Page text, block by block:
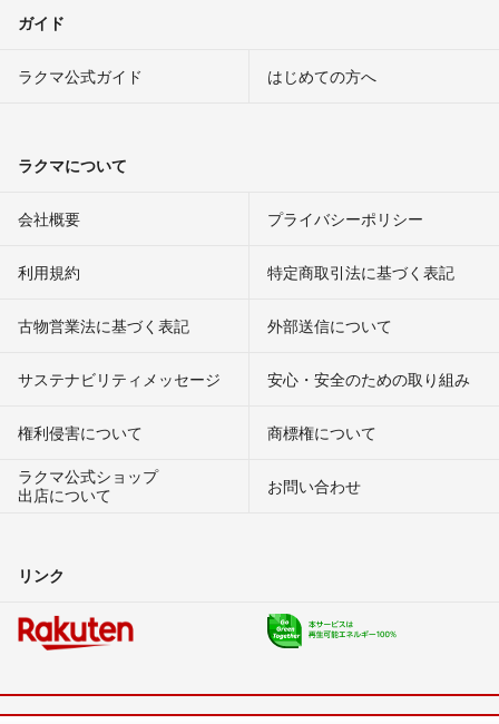
ガイド
ラクマ公式ガイド はじめての方へ
ラクマについて
会社概要 プライバシーポリシー
利用規約 特定商取引法に基づく表記
古物営業法に基づく表記 外部送信について
サステナビリティメッセージ 安心・安全のための取り組み
権利侵害について
商標権について
ラクマ公式ショップ
出店について
お問い合わせ
リンク